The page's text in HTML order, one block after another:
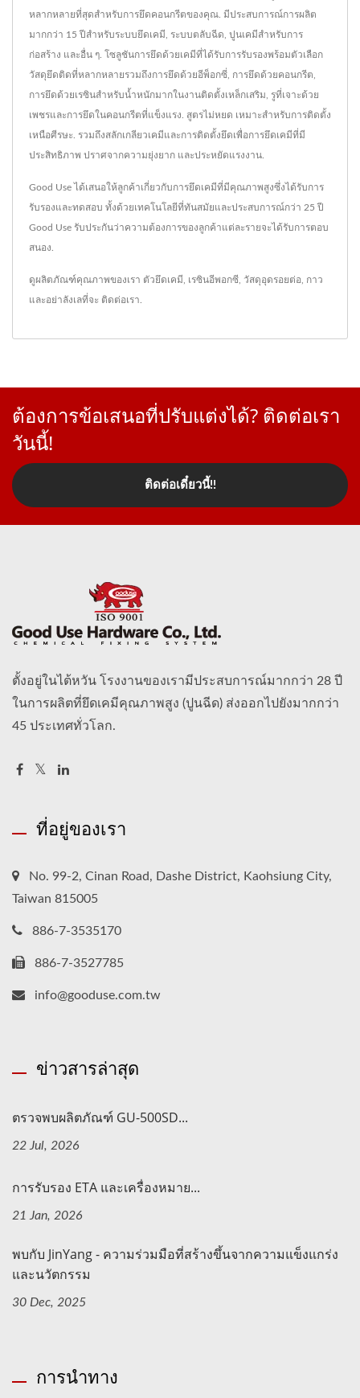
หลากหลายที่สุดสำหรับการยึดคอนกรีตของคุณ. มีประสบการณ์การผลิต
มากกว่า 15 ปีสำหรับระบบยึดเคมี, ระบบตลับฉีด, ปูนเคมีสำหรับการ
ก่อสร้าง และอื่น ๆ. โซลูชันการยึดด้วยเคมีที่ได้รับการรับรองพร้อมตัวเลือก
วัสดุยึดติดที่หลากหลายรวมถึงการยึดด้วยอีพ็อกซี่, การยึดด้วยคอนกรีต,
การยึดด้วยเรซินสำหรับน้ำหนักมากในงานติดตั้งเหล็กเสริม, รูที่เจาะด้วย
เพชรและการยึดในคอนกรีตที่แข็งแรง. สูตรไม่หยด เหมาะสำหรับการติดตั้ง
เหนือศีรษะ. รวมถึงสลักเกลียวเคมีและการติดตั้งยึดเพื่อการยึดเคมีที่มี
ประสิทธิภาพ ปราศจากความยุ่งยาก และประหยัดแรงงาน.
Good Use ได้เสนอให้ลูกค้าเกี่ยวกับการยึดเคมีที่มีคุณภาพสูงซึ่งได้รับการ
รับรองและทดสอบ ทั้งด้วยเทคโนโลยีที่ทันสมัยและประสบการณ์กว่า 25 ปี
Good Use รับประกันว่าความต้องการของลูกค้าแต่ละรายจะได้รับการตอบ
สนอง.
ดูผลิตภัณฑ์คุณภาพของเรา ตัวยึดเคมี เรซินอีพอกซี วัสดุอุดรอยต่อ กาว
และอย่าลังเลที่จะ ติดต่อเรา
ต้องการข้อเสนอที่ปรับแต่งได้? ติดต่อเรา
วันนี้!
ติดต่อเดี๋ยวนี้!!
ตั้งอยู่ในไต้หวัน โรงงานของเรามีประสบการณ์มากกว่า 28 ปี
ในการผลิตที่ยึดเคมีคุณภาพสูง (ปูนฉีด) ส่งออกไปยังมากกว่า
45 ประเทศทั่วโลก.
ที่อยู่ของเรา
No. 99-2, Cinan Road, Dashe District, Kaohsiung City,
Taiwan 815005
886-7-3535170
886-7-3527785
info@gooduse.com.tw
ข่าวสารล่าสุด
ตรวจพบผลิตภัณฑ์ GU-500SD...
22 Jul, 2026
การรับรอง ETA และเครื่องหมาย...
21 Jan, 2026
พบกับ JinYang - ความร่วมมือที่สร้างขึ้นจากความแข็งแกร่ง
และนวัตกรรม
30 Dec, 2025
การนำทาง